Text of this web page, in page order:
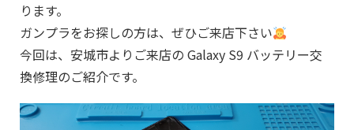
ります。
ガンプラをお探しの方は、ぜひご来店下さい
今回は、安城市よりご来店の Galaxy S9 バッテリー交
換修理のご紹介です。